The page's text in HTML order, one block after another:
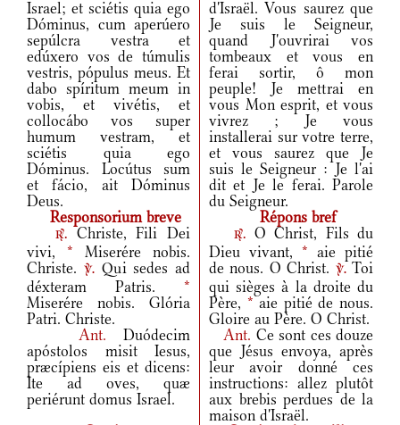
Israel; et sciétis quia ego
Dóminus, cum aperúero
sepúlcra vestra et
edúxero vos de túmulis
vestris, pópulus meus. Et
dabo spíritum meum in
vobis, et vivétis, et
collocábo vos super
humum vestram, et
sciétis quia ego
Dóminus. Locútus sum
et fácio, ait Dóminus
Deus.
d'Israël. Vous saurez que
Je suis le Seigneur,
quand J'ouvrirai vos
tombeaux et vous en
ferai sortir, ô mon
peuple! Je mettrai en
vous Mon esprit, et vous
vivrez ; Je vous
installerai sur votre terre,
et vous saurez que Je
suis le Seigneur : Je l'ai
dit et Je le ferai. Parole
du Seigneur.
Responsorium breve
Répons bref
r.
Christe, Fili Dei
vivi, * Miserére nobis.
Christe. v.Qui sedes ad
déxteram Patris. *
Miserére nobis. Glória
Patri. Christe.
r.
O Christ, Fils du
Dieu vivant, * aie pitié
de nous. O Christ. v.Toi
qui sièges à la droite du
Père, * aie pitié de nous.
Gloire au Père. O Christ.
Ant. Duódecim
apóstolos misit Iesus,
præcípiens eis et dicens:
Ite ad oves, quæ
periérunt domus Israel.
Ant. Ce sont ces douze
que Jésus envoya, après
leur avoir donné ces
instructions: allez plutôt
aux brebis perdues de la
maison d'Israël.